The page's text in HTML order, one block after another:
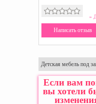
»
Написать отзыв
Детская мебель под
Если вам
вы хотели